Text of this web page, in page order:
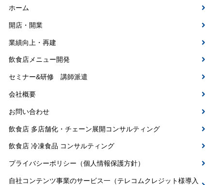
ホーム
開店・開業
業績向上・再建
飲食店メニュー開発
セミナー&研修 講師派遣
会社概要
お問い合わせ
飲食店 多店舗化・チェーン展開コンサルティング
飲食店 冷凍食品 コンサルティング
プライバシーポリシー（個人情報保護方針）
自社コンテンツ事業のサービス一（テレコムクレジット様導入